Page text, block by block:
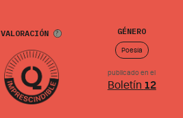
VALORACIÓN GÉNERO
Poesía
publicado en el
Boletín 12